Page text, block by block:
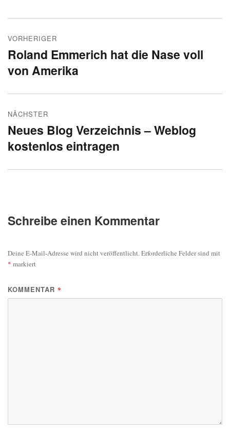
VORHERIGER
Vorheriger
Beitrag:
Roland Emmerich hat die Nase voll
von Amerika
NÄCHSTER
Nächster
Beitrag:
Neues Blog Verzeichnis – Weblog
kostenlos eintragen
Schreibe einen Kommentar
Deine E-Mail-Adresse wird nicht veröffentlicht.Erforderliche Felder sind mit
* markiert
KOMMENTAR *